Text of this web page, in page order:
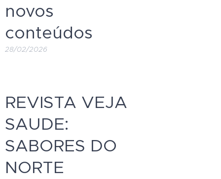
novos
conteúdos
28/02/2026
REVISTA VEJA
SAUDE:
SABORES DO
NORTE